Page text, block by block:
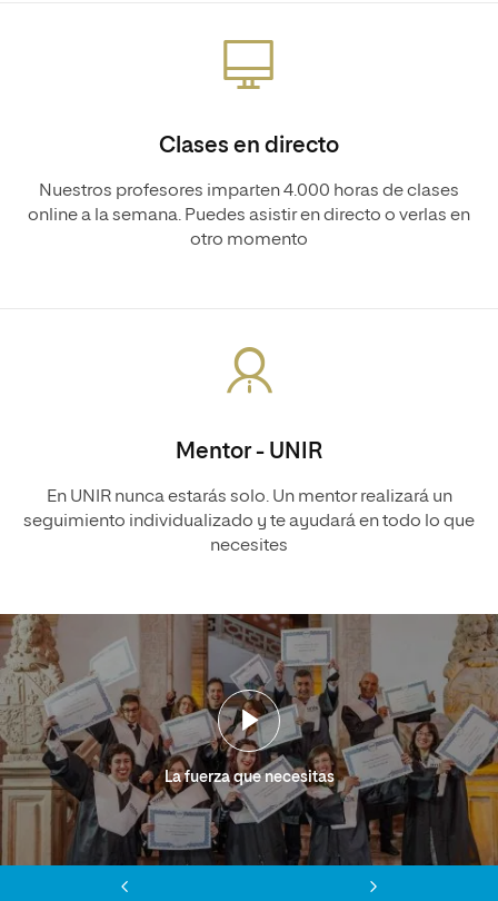
Clases en directo
Nuestros profesores imparten 4.000 horas de clases
online a la semana. Puedes asistir en directo o verlas en
otro momento
Mentor - UNIR
En UNIR nunca estarás solo. Un mentor realizará un
seguimiento individualizado y te ayudará en todo lo que
necesites
La fuerza que necesitas